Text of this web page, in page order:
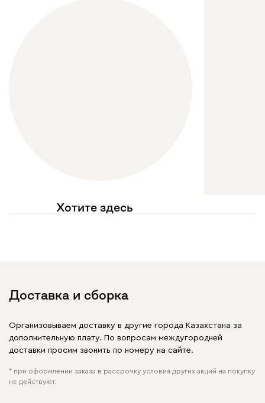
Хотите здесь
Доставка и сборка
Организовываем доставку в другие города Казахстана за
дополнительную плату. По вопросам междугородней
доставки просим звонить по номеру на сайте.
* при оформлении заказа в рассрочку условия других акций на покупку
не действуют.